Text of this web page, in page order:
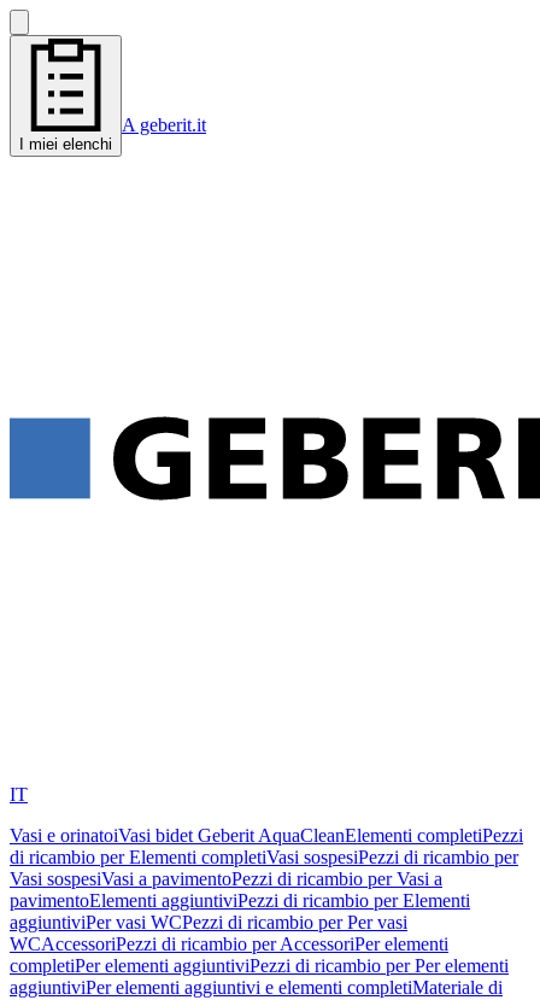
I miei elenchi
A geberit.it
IT
Vasi e orinatoiVasi bidet Geberit AquaCleanElementi completiPezzi
di ricambio per Elementi completiVasi sospesiPezzi di ricambio per
Vasi sospesiVasi a pavimentoPezzi di ricambio per Vasi a
pavimentoElementi aggiuntiviPezzi di ricambio per Elementi
aggiuntiviPer vasi WCPezzi di ricambio per Per vasi
WCAccessoriPezzi di ricambio per AccessoriPer elementi
completiPer elementi aggiuntiviPezzi di ricambio per Per elementi
aggiuntiviPer elementi aggiuntivi e elementi completiMateriale di